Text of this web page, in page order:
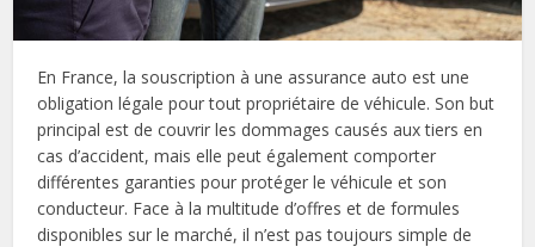
En France, la souscription à une assurance auto est une
obligation légale pour tout propriétaire de véhicule. Son but
principal est de couvrir les dommages causés aux tiers en
cas d’accident, mais elle peut également comporter
différentes garanties pour protéger le véhicule et son
conducteur. Face à la multitude d’offres et de formules
disponibles sur le marché, il n’est pas toujours simple de